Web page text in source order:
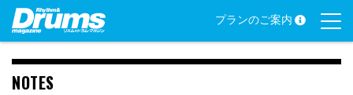
Skip
content
プランのご案内
NOTES